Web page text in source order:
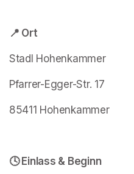
📍 Ort
Stadl Hohenkammer
Pfarrer-Egger-Str. 17
85411 Hohenkammer
🕓 Einlass & Beginn